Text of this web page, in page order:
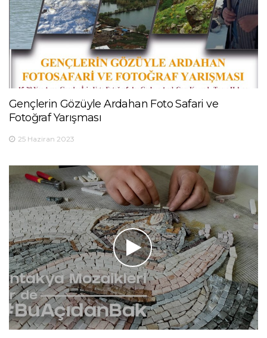
Gençlerin Gözüyle Ardahan Foto Safari ve
Fotoğraf Yarışması
25 Haziran 2023